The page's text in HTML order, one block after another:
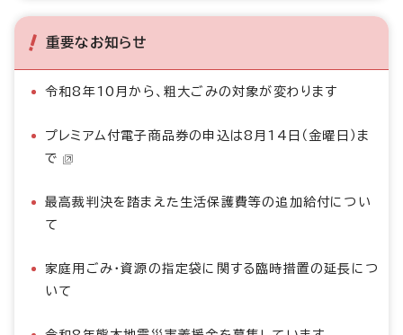
重要なお知らせ
令和8年10月から、粗大ごみの対象が変わります
プレミアム付電子商品券の申込は8月14日（金曜日）ま
で
最高裁判決を踏まえた生活保護費等の追加給付につい
て
家庭用ごみ・資源の指定袋に関する臨時措置の延長につ
いて